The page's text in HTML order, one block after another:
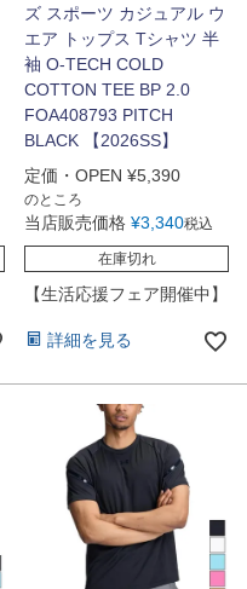
ズ スポーツ カジュアル ウ
エア トップス Tシャツ 半
袖 O-TECH COLD
COTTON TEE BP 2.0
FOA408793 PITCH
BLACK 【2026SS】
定価・OPEN ¥5,390
のところ
当店販売価格 ¥3,340税込
在庫切れ
【生活応援フェア開催中】
詳細を見る